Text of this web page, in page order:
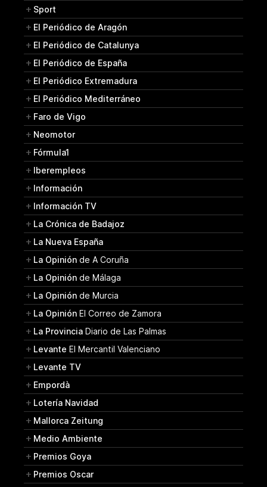
Sport
El Periódico de Aragón
El Periódico de Catalunya
El Periódico de España
El Periódico Extremadura
El Periódico Mediterráneo
Faro de Vigo
Neomotor
Fórmula1
Iberempleos
Información
Información TV
La Crónica de Badajoz
La Nueva España
La Opinión de A Coruña
La Opinión de Málaga
La Opinión de Murcia
La Opinión El Correo de Zamora
La Provincia Diario de Las Palmas
Levante El Mercantil Valenciano
Levante TV
Empordà
Lotería Navidad
Mallorca Zeitung
Medio Ambiente
Premios Goya
Premios Oscar